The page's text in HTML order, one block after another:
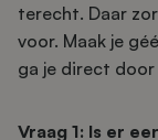
terecht. Daar
voor. Maak je
ga je direct
Vraag 1: Is er